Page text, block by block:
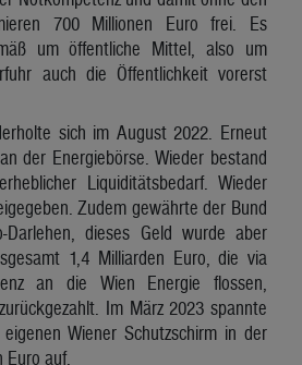
700 Millionen Euro frei. Es
um öffentliche Mittel, also um
auch die Öffentlichkeit vorerst
sich im August 2022. Erneut
der Energiebörse. Wieder bestand
Liquiditätsbedarf. Wieder
Zudem gewährte der Bund
Darlehen, dieses Geld wurde aber
1,4 Milliarden Euro, die via
an die Wien Energie flossen,
Im März 2023 spannte
Wiener Schutzschirm in der
Euro auf.